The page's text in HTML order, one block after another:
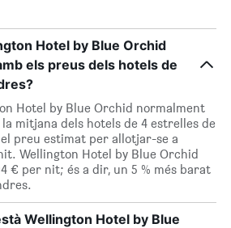
Hotel by Blue Orchid
els preus dels hotels de
Hotel by Blue Orchid normalment
mitjana dels hotels de 4 estrelles de
preu estimat per allotjar-se a
Wellington Hotel by Blue Orchid
€ per nit; és a dir, un 5 % més barat
Wellington Hotel by Blue